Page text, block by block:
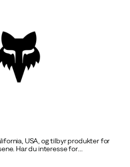
USA, og tilbyr produkter for
Har du interesse for
gensere eller brukervennlige jakker,